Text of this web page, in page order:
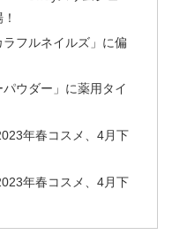
フルネイルズ」に偏
パウダー」に薬用タイ
年春コスメ、4月下
年春コスメ、4月下